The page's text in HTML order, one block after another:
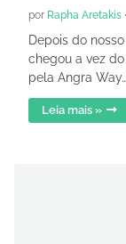
por Rapha Aretakis •
Depois do
chegou a vez
pela Angra Way…
Leia mais »